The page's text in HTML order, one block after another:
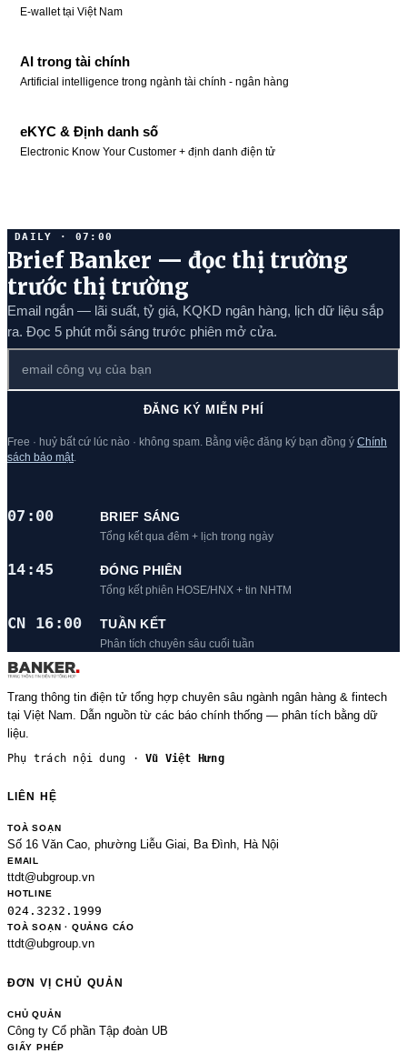
E-wallet tại Việt Nam
AI trong tài chính
Artificial intelligence trong ngành tài chính - ngân hàng
eKYC & Định danh số
Electronic Know Your Customer + định danh điện tử
DAILY · 07:00
Brief Banker — đọc thị trường
trước thị trường
Email ngắn — lãi suất, tỷ giá, KQKD ngân hàng, lịch dữ liệu sắp
ra. Đọc 5 phút mỗi sáng trước phiên mở cửa.
ĐĂNG KÝ MIỄN PHÍ
Free · huỷ bất cứ lúc nào · không spam. Bằng việc đăng ký bạn đồng ý Chính
sách bảo mật
07:00 BRIEF SÁNG
Tổng kết qua đêm + lịch trong ngày
14:45 ĐÓNG PHIÊN
Tổng kết phiên HOSE/HNX + tin NHTM
CN 16:00 TUẦN KẾT
Phân tích chuyên sâu cuối tuần
Trang thông tin điện tử tổng hợp chuyên sâu ngành ngân hàng & fintech
tại Việt Nam. Dẫn nguồn từ các báo chính thống — phân tích bằng dữ
liệu.
Phụ trách nội dung ·Vũ Việt Hưng
LIÊN HỆ
TOÀ SOẠN
Số 16 Văn Cao, phường Liễu Giai, Ba Đình, Hà Nội
EMAIL
ttdt@ubgroup.vn
HOTLINE
024.3232.1999
TOÀ SOẠN · QUẢNG CÁO
ttdt@ubgroup.vn
ĐƠN VỊ CHỦ QUẢN
CHỦ QUẢN
Công ty Cổ phần Tập đoàn UB
GIẤY PHÉP